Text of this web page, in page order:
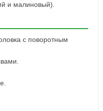
и малиновый).
с поворотным